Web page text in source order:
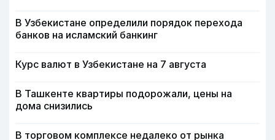
В Узбекистане определили порядок перехода
банков на исламский банкинг
Курс валют в Узбекистане на 7 августа
В Ташкенте квартиры подорожали, цены на
дома снизились
В торговом комплексе недалеко от рынка